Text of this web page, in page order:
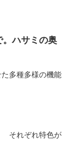
。ハサミの奥
多種多様の機能
それぞれ特色が